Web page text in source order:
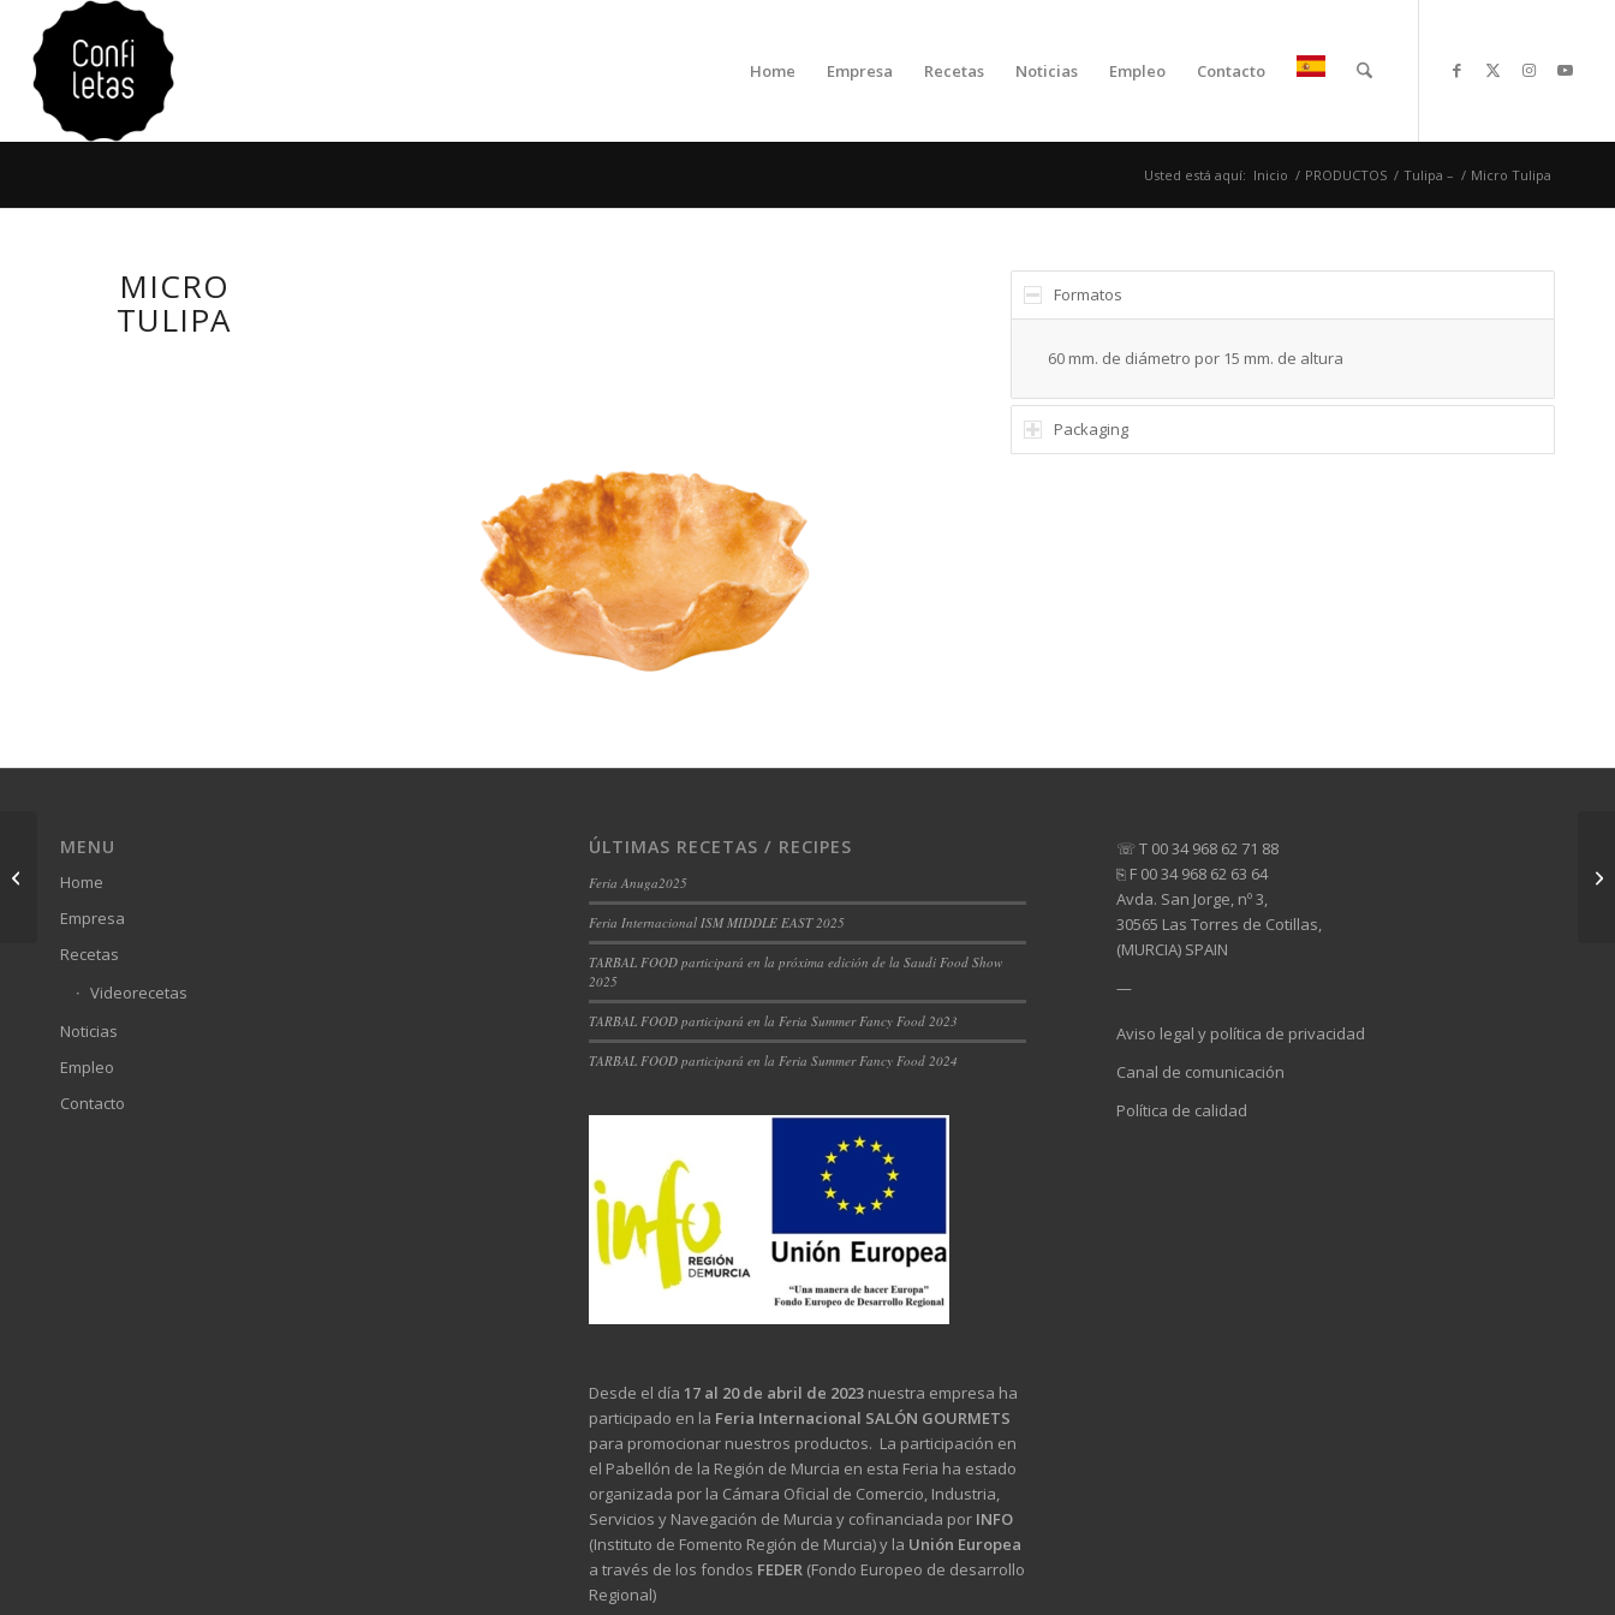
Home Empresa Recetas Noticias Empleo Contacto
Usted está aquí: Inicio / PRODUCTOS / Tulipa – / Micro Tulipa
MICRO
TULIPA
Formatos
60 mm. de diámetro por 15 mm. de altura
Packaging
MENU
Home
Empresa
Recetas
Videorecetas
Noticias
Empleo
Contacto
ÚLTIMAS RECETAS / RECIPES
Feria Anuga2025
Feria Internacional ISM MIDDLE EAST 2025
TARBAL FOOD participará en la próxima edición de la Saudi Food Show
2025
TARBAL FOOD participará en la Feria Summer Fancy Food 2023
TARBAL FOOD participará en la Feria Summer Fancy Food 2024
Desde el día 17 al 20 de abril de 2023nuestra empresa ha
participado en la Feria Internacional SALÓN GOURMETS
para promocionar nuestros productos. La participación en
el Pabellón de la Región de Murcia en esta Feria ha estado
organizada por la Cámara Oficial de Comercio, Industria,
Servicios y Navegación de Murcia y cofinanciada por INFO
(Instituto de Fomento Región de Murcia) y la Unión Europea
a través de los fondos FEDER(Fondo Europeo de desarrollo
Regional)
☏ T 00 34 968 62 71 88
⎘ F 00 34 968 62 63 64
Avda. San Jorge, nº 3,
30565 Las Torres de Cotillas,
(MURCIA) SPAIN
—
Aviso legal y política de privacidad
Canal de comunicación
Política de calidad
Mini Savarin